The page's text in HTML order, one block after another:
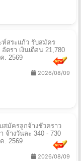
ห์สระแก้ว รับสมัคร
ตรา เงินเดือน 21,780
. 2569
2026/08/09
สมัครลูกจ้างชั่วคราว
จ้างวันละ 340 - 730
. 2569
2026/08/09